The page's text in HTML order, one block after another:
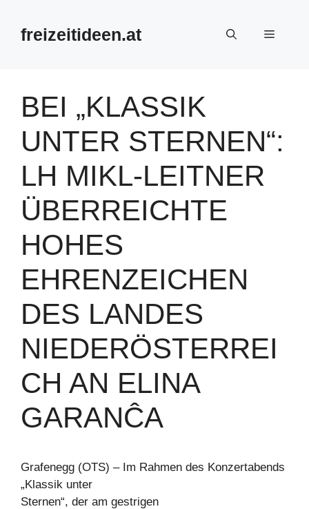
Inhalt
springenfreizeitideen.at Menü
BEI „KLASSIK
UNTER STERNEN“:
LH MIKL-LEITNER
ÜBERREICHTE
HOHES
EHRENZEICHEN
DES LANDES
NIEDERÖSTERREI
CH AN ELINA
GARANĈA
Grafenegg (OTS) – Im Rahmen des Konzertabends
„Klassik unter
Sternen“, der am gestrigen